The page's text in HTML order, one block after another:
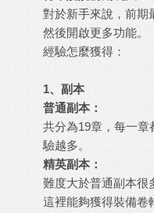
對於新手來說，前期
然後開啟更多功能。
經驗怎麼獲得：
1、副本
普通副本：
共分為19章，每一章
驗越多。
精英副本：
難度大於普通副本很
這裡能夠獲得裝備卷